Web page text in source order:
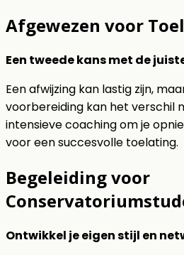
Afgewezen voor
Een tweede kans met de
Een afwijzing kan lastig zijn,
voorbereiding kan het verschil
intensieve coaching om je
voor een succesvolle toelating.
Begeleiding voor
Ontwikkel je eigen stijl en